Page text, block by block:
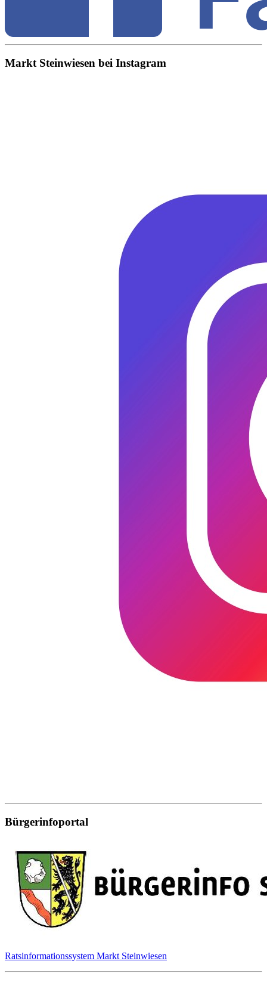
Markt Steinwiesen bei Instagram
Bürgerinfoportal
Ratsinformationssystem Markt Steinwiesen